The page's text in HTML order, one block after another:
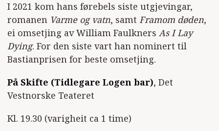
I 2021 kom hans førebels siste utgjevingar,
romanen Varme og vatn, samt Framom døden,
ei omsetjing av William Faulkners As I Lay
Dying. For den siste vart han nominert til
Bastianprisen for beste omsetjing.
På Skifte (Tidlegare Logen bar), Det
Vestnorske Teateret
Kl. 19.30 (varigheit ca 1 time)